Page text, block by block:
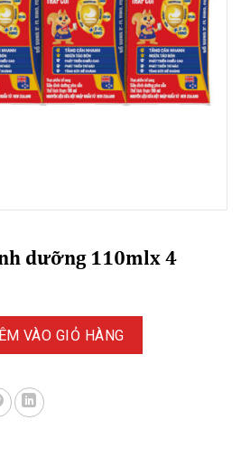
dưỡng 110mlx 4
110mlx 4 số lượng
VÀO GIỎ HÀNG